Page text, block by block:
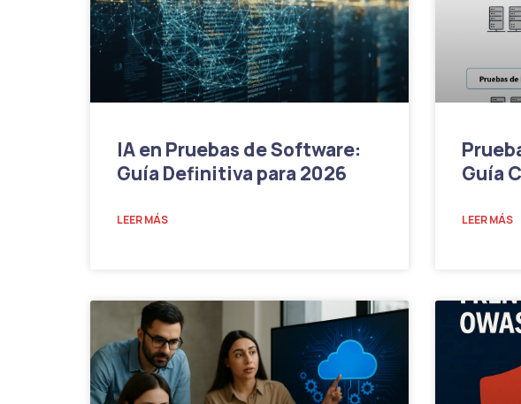
IA en Pruebas de Software:
Guía Definitiva para 2026
LEER MÁS
Guía
LEER MÁS